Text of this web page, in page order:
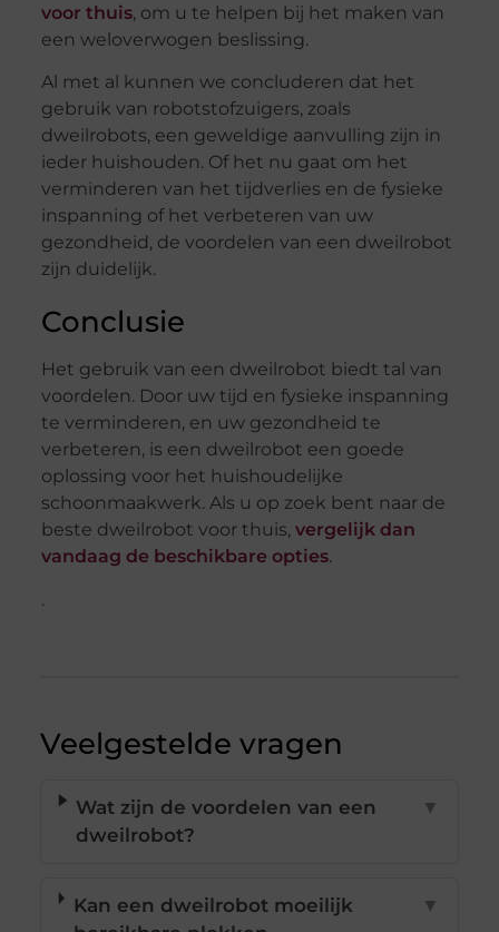
voor thuis, om u te helpen bij het maken van
een weloverwogen beslissing.
Al met al kunnen we concluderen dat het
gebruik van robotstofzuigers, zoals
dweilrobots, een geweldige aanvulling zijn in
ieder huishouden. Of het nu gaat om het
verminderen van het tijdverlies en de fysieke
inspanning of het verbeteren van uw
gezondheid, de voordelen van een dweilrobot
zijn duidelijk.
Conclusie
Het gebruik van een dweilrobot biedt tal van
voordelen. Door uw tijd en fysieke inspanning
te verminderen, en uw gezondheid te
verbeteren, is een dweilrobot een goede
oplossing voor het huishoudelijke
schoonmaakwerk. Als u op zoek bent naar de
beste dweilrobot voor thuis, vergelijk dan
vandaag de beschikbare opties.
.
Veelgestelde vragen
Wat zijn de voordelen van een
dweilrobot?
▼
Kan een dweilrobot moeilijk
▼